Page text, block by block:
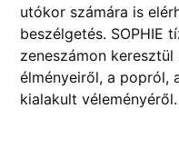
utókor számára is
beszélgetés. SOPHIE
zeneszámon
élményeiről, a popról,
kialakult véleményéről.